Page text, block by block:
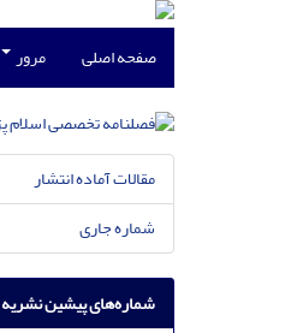
صفحه اصلی مرور
مقالات آماده انتشار
شماره جاری
شماره‌های پیشین نشریه